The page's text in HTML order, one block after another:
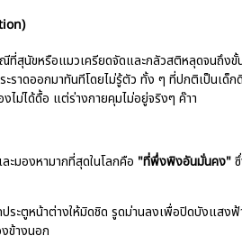
ที่สุนัขหรือแมวเครียดจัดและกลัวสติหลุดจนถึงขั้
ะราดออกมาทันทีโดยไม่รู้ตัว ทั้ง ๆ ที่ปกติเป็นเ
ไม่ได้ดื้อ แต่ร่างกายคุมไม่อยู่จริงๆ ค๊าา
ะมองหามากที่สุดในโลกคือ "ที่พึ่งพิงอันมั่นคง"ซึ่
ระตูหน้าต่างให้มิดชิด รูดม่านลงเพื่อปิดบังแสง
ข้างนอก